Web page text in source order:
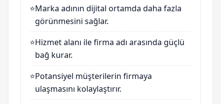
⭐Marka adının dijital ortamda daha fazla
görünmesini sağlar.
⭐Hizmet alanı ile firma adı arasında güçlü
bağ kurar.
⭐Potansiyel müşterilerin firmaya
ulaşmasını kolaylaştırır.